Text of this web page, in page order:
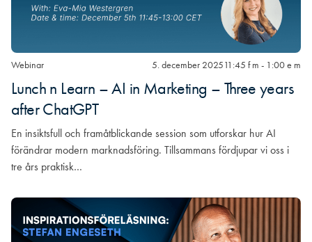
Webinar 5. december 202511:45 f m - 1:00 e m
Lunch n Learn – AI in Marketing – Three years
after ChatGPT
En insiktsfull och framåtblickande session som utforskar hur AI
förändrar modern marknadsföring. Tillsammans fördjupar vi oss i
tre års praktisk…